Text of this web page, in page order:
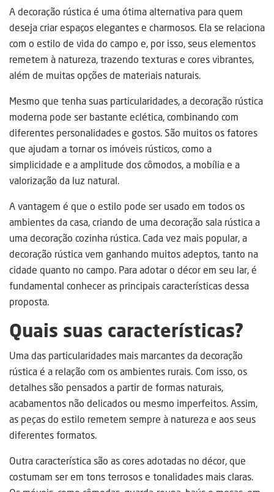
A decoração rústica é uma ótima alternativa para quem
deseja criar espaços elegantes e charmosos. Ela se relaciona
com o estilo de vida do campo e, por isso, seus elementos
remetem à natureza, trazendo texturas e cores vibrantes,
além de muitas opções de materiais naturais.
Mesmo que tenha suas particularidades, a decoração rústica
moderna pode ser bastante eclética, combinando com
diferentes personalidades e gostos. São muitos os fatores
que ajudam a tornar os imóveis rústicos, como a
simplicidade e a amplitude dos cômodos, a mobília e a
valorização da luz natural.
A vantagem é que o estilo pode ser usado em todos os
ambientes da casa, criando de uma decoração sala rústica a
uma decoração cozinha rústica. Cada vez mais popular, a
decoração rústica vem ganhando muitos adeptos, tanto na
cidade quanto no campo. Para adotar o décor em seu lar, é
fundamental conhecer as principais características dessa
proposta.
Quais suas características?
Uma das particularidades mais marcantes da decoração
rústica é a relação com os ambientes rurais. Com isso, os
detalhes são pensados a partir de formas naturais,
acabamentos não delicados ou mesmo imperfeitos. Assim,
as peças do estilo remetem sempre à natureza e aos seus
diferentes formatos.
Outra característica são as cores adotadas no décor, que
costumam ser em tons terrosos e tonalidades mais claras.